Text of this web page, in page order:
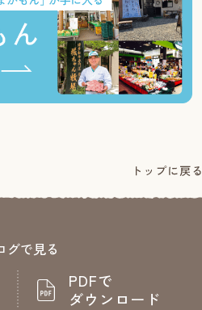
グで見る
PDFで
ダウンロード